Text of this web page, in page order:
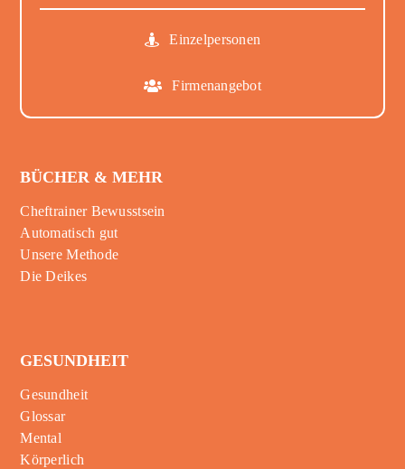
Einzelpersonen
Firmenangebot
BÜCHER & MEHR
Cheftrainer Bewusstsein
Automatisch gut
Unsere Methode
Die Deikes
GESUNDHEIT
Gesundheit
Glossar
Mental
Körperlich